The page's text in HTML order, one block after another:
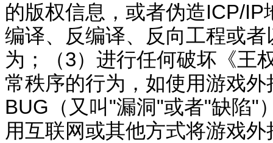
的版权信息，或者伪造ICP/IP
编译、反编译、反向工程或
为；（3）进行任何破坏《王
常秩序的行为，如使用游戏
BUG （又叫 "漏洞"或者"缺陷"
用互联网或其他方式将游戏